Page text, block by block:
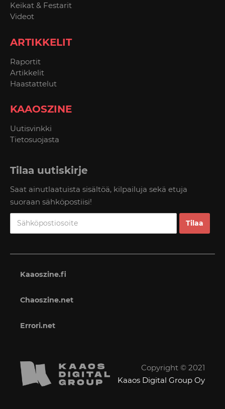
Keikat & Festarit
Videot
ARTIKKELIT
Raportit
Artikkelit
Haastattelut
KAAOSZINE
Uutisvinkki
Tietosuojasta
Tilaa uutiskirje
Saat ainutlaatuista sisältöä, kilpailuja sekä etuja
suoraan sähköpostiisi!
Kaaoszine.fi
Chaoszine.net
Errori.net
Copyright © 2021
Kaaos Digital Group Oy